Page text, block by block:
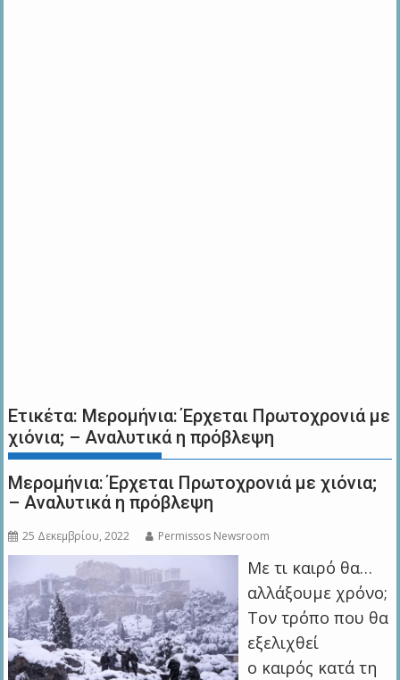
Ετικέτα: Μερομήνια: Έρχεται Πρωτοχρονιά με
χιόνια; – Αναλυτικά η πρόβλεψη
Μερομήνια: Έρχεται Πρωτοχρονιά με χιόνια;
– Αναλυτικά η πρόβλεψη
25 Δεκεμβρίου, 2022 Permissos Newsroom
Με τι καιρό θα…
αλλάξουμε χρόνο;
Τον τρόπο που θα
εξελιχθεί
ο καιρός κατά τη